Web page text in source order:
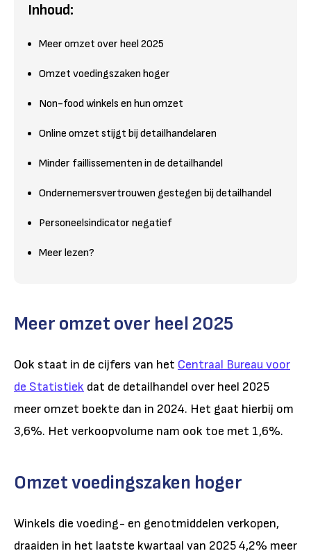
Inhoud:
Meer omzet over heel 2025
Omzet voedingszaken hoger
Non-food winkels en hun omzet
Online omzet stijgt bij detailhandelaren
Minder faillissementen in de detailhandel
Ondernemersvertrouwen gestegen bij detailhandel
Personeelsindicator negatief
Meer lezen?
Meer omzet over heel 2025
Ook staat in de cijfers van het Centraal Bureau voor
de Statistiek dat de detailhandel over heel 2025
meer omzet boekte dan in 2024. Het gaat hierbij om
3,6%. Het verkoopvolume nam ook toe met 1,6%.
Omzet voedingszaken hoger
Winkels die voeding- en genotmiddelen verkopen,
draaiden in het laatste kwartaal van 2025 4,2% meer